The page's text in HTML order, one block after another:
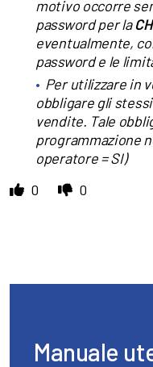
motivo occorre
password per la
eventualmente,
password e le
Per utilizzare in
obbligare gli
vendite. Tale
programmazione
operatore = SI)
0
0
Manuale